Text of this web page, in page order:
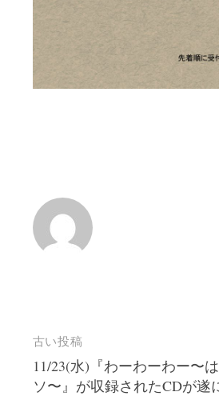
投
稿
ナ
古い投稿
11/23(水)『わーわーわー〜
ソ〜』が収録されたCDが遂